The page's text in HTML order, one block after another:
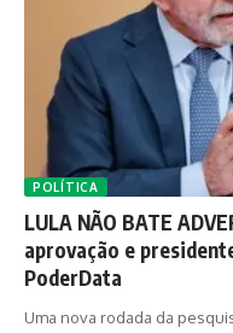
POLÍTICA
LULA NÃO BATE
aprovação e
PoderData
Uma nova rodada da